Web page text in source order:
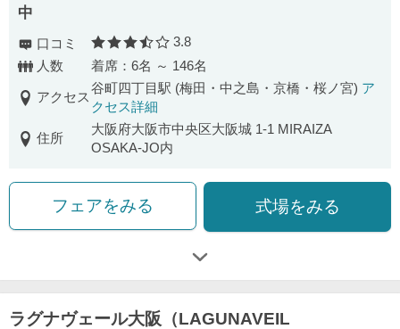
中
口コミ 口コミ評価
3.8
人数
着席：6名 ～ 146名
アクセス
谷町四丁目駅 (梅田・中之島・京橋・桜ノ宮) ア
クセス詳細
住所
大阪府大阪市中央区大阪城 1-1 MIRAIZA
OSAKA-JO内
フェアをみる 式場をみる
ラグナヴェール大阪（LAGUNAVEIL